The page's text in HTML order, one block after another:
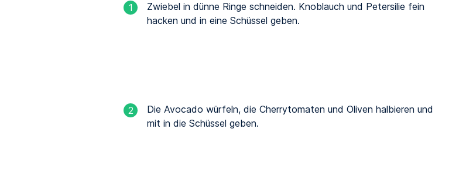
1
Zwiebel in dünne Ringe schneiden. Knoblauch und Petersilie fein
hacken und in eine Schüssel geben.
2
Die Avocado würfeln, die Cherrytomaten und Oliven halbieren und
mit in die Schüssel geben.